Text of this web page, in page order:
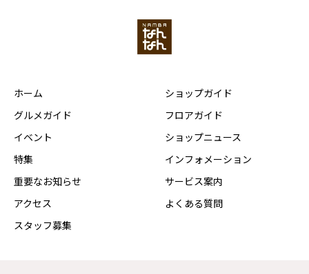
ホーム
グルメガイド
イベント
特集
重要なお知らせ
アクセス
スタッフ募集
ショップガイド
フロアガイド
ショップニュース
インフォメーション
サービス案内
よくある質問